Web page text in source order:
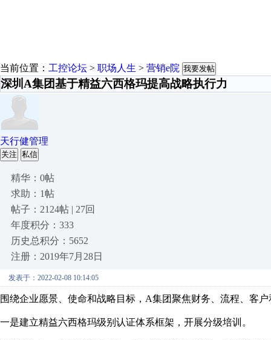
当前位置： 工控论坛 > 职场人生 > 营销e院 我要发帖
深圳A集团基于精益六西格玛提高战略执行力
天行健管理
关注 私信
精华：0帖
求助：1帖
帖子：2124帖 | 27回
年度积分：333
历史总积分：5652
注册：2019年7月28日
发表于：2022-02-08 10:14:05
围绕企业愿景、使命和战略目标，A集团聚焦财务、流程、客
一是建立精益六西格玛级别认证体系框架，开展分级培训。